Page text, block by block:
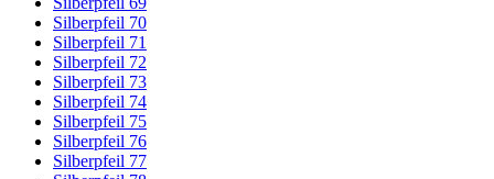
Silberpfeil 70
Silberpfeil 71
Silberpfeil 72
Silberpfeil 73
Silberpfeil 74
Silberpfeil 75
Silberpfeil 76
Silberpfeil 77